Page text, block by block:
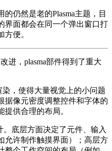
的仍然是老的Plasma主题，目
界面都会在同一个弹出窗口打
便。
进，plasma部件得到了重大
，使得大量视觉上的小问题
据像元密度调整控件和字体的
供合理的布局。
。底层方面决定了元件、输入
允许制作触摸界面）；高层方